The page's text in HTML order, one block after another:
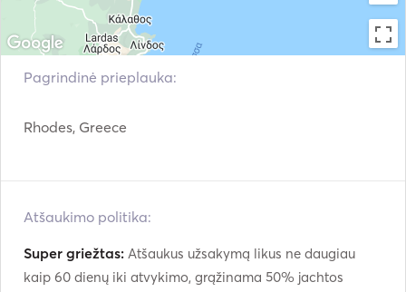
Pagrindinė prieplauka:
Rhodes, Greece
Atšaukimo politika:
Super griežtas: Atšaukus užsakymą likus ne daugiau
kaip 60 dienų iki atvykimo, grąžinama 50% jachtos